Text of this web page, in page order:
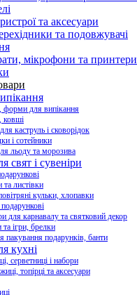
та аксесуари
та подовжувачі
мікрофони та принтери
форми для випікання
ковші
каструль і сковорідок
і сотейники
льоду та морозива
свят і сувеніри
та листівки
кульки, хлопавки
для карнавалу та святковий декор
та ігри, брелки
пакування подарунків, банти
кухні
серветниці і набори
топірці та аксесуари